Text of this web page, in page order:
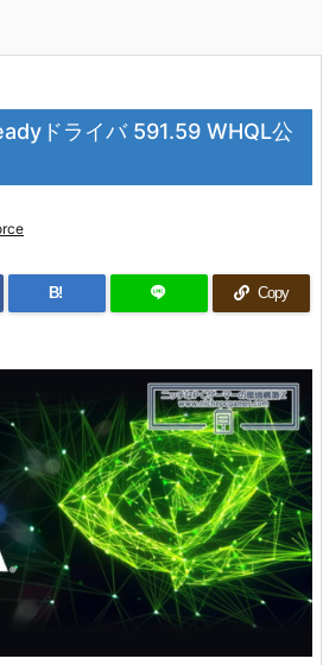
ドライバ 591.59 WHQL公
B! Copy